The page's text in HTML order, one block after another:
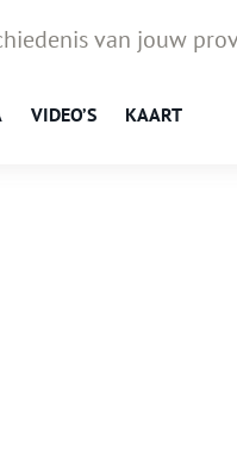
van jouw
VIDEO’S KAART